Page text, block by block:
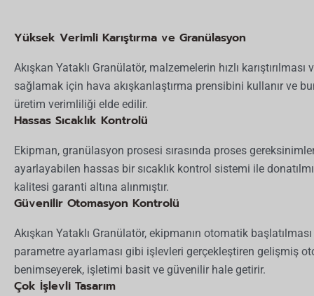
Yüksek Verimli Karıştırma ve Granülasyon
Akışkan Yataklı Granülatör, malzemelerin hızlı
sağlamak için hava akışkanlaştırma prensibini kullanır ve
üretim verimliliği elde edilir.
Hassas Sıcaklık Kontrolü
Ekipman, granülasyon prosesi sırasında proses
ayarlayabilen hassas bir sıcaklık kontrol sistemi ile
kalitesi garanti altına alınmıştır.
Güvenilir Otomasyon Kontrolü
Akışkan Yataklı Granülatör, ekipmanın otomatik
parametre ayarlaması gibi işlevleri gerçekleştiren gelişmiş
benimseyerek, işletimi basit ve güvenilir hale getirir.
Çok İşlevli Tasarım